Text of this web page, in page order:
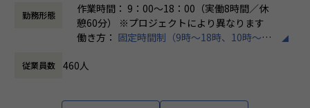
入社後は原則2名以上のチームに配属されるため、一人現場
や丸投げはないです。
また、経験値に応じて先輩がフォローに入り、定例MTGやチ
勤務形態
作業時間： 9：00～18：00（実働8時間／休
憩60分） ※プロジェクトにより異なります
働き方： 固定時間制（9時～18時、10時～19
時間外労働の有無： 有（月平均20時間）
従業員数 460人